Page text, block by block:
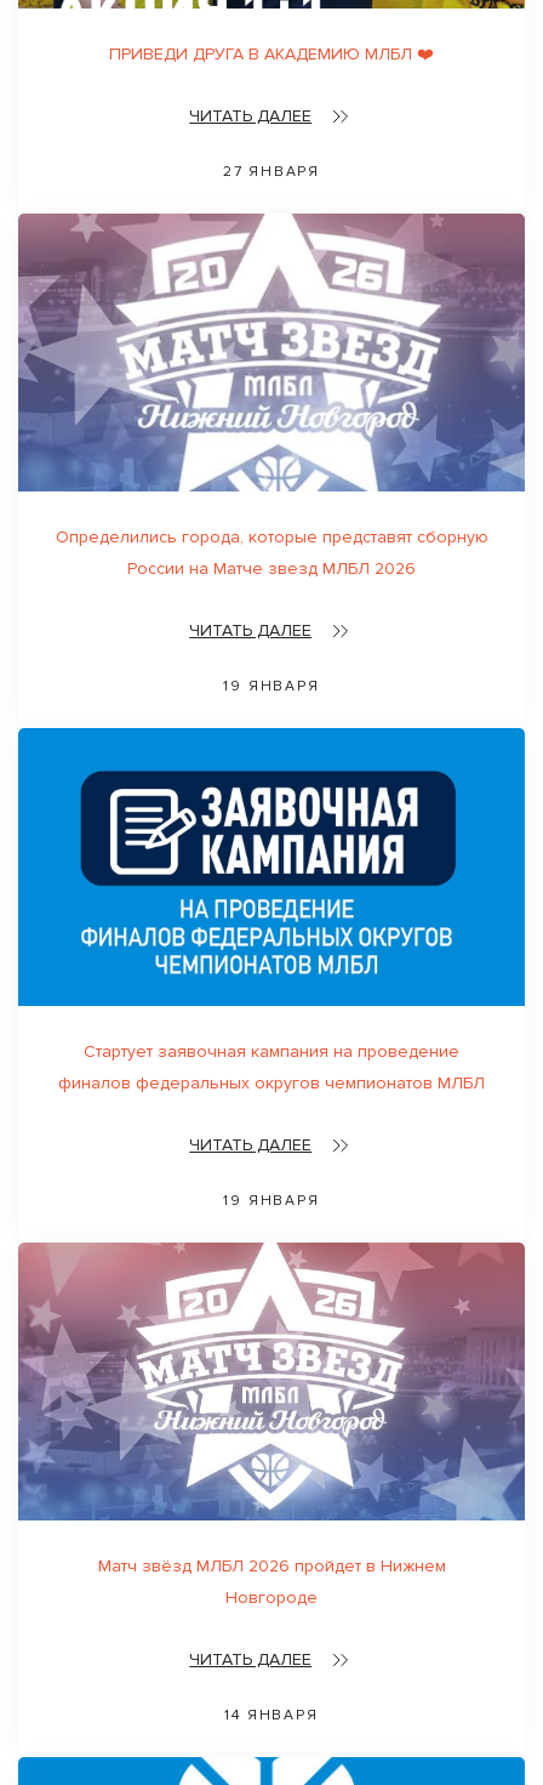
ПРИВЕДИ ДРУГА В АКАДЕМИЮ МЛБЛ ❤️
ЧИТАТЬ ДАЛЕЕ
27 ЯНВАРЯ
Определились города, которые представят сборную
России на Матче звезд МЛБЛ 2026
ЧИТАТЬ ДАЛЕЕ
19 ЯНВАРЯ
Стартует заявочная кампания на проведение
финалов федеральных округов чемпионатов МЛБЛ
ЧИТАТЬ ДАЛЕЕ
19 ЯНВАРЯ
Матч звёзд МЛБЛ 2026 пройдет в Нижнем
Новгороде
ЧИТАТЬ ДАЛЕЕ
14 ЯНВАРЯ